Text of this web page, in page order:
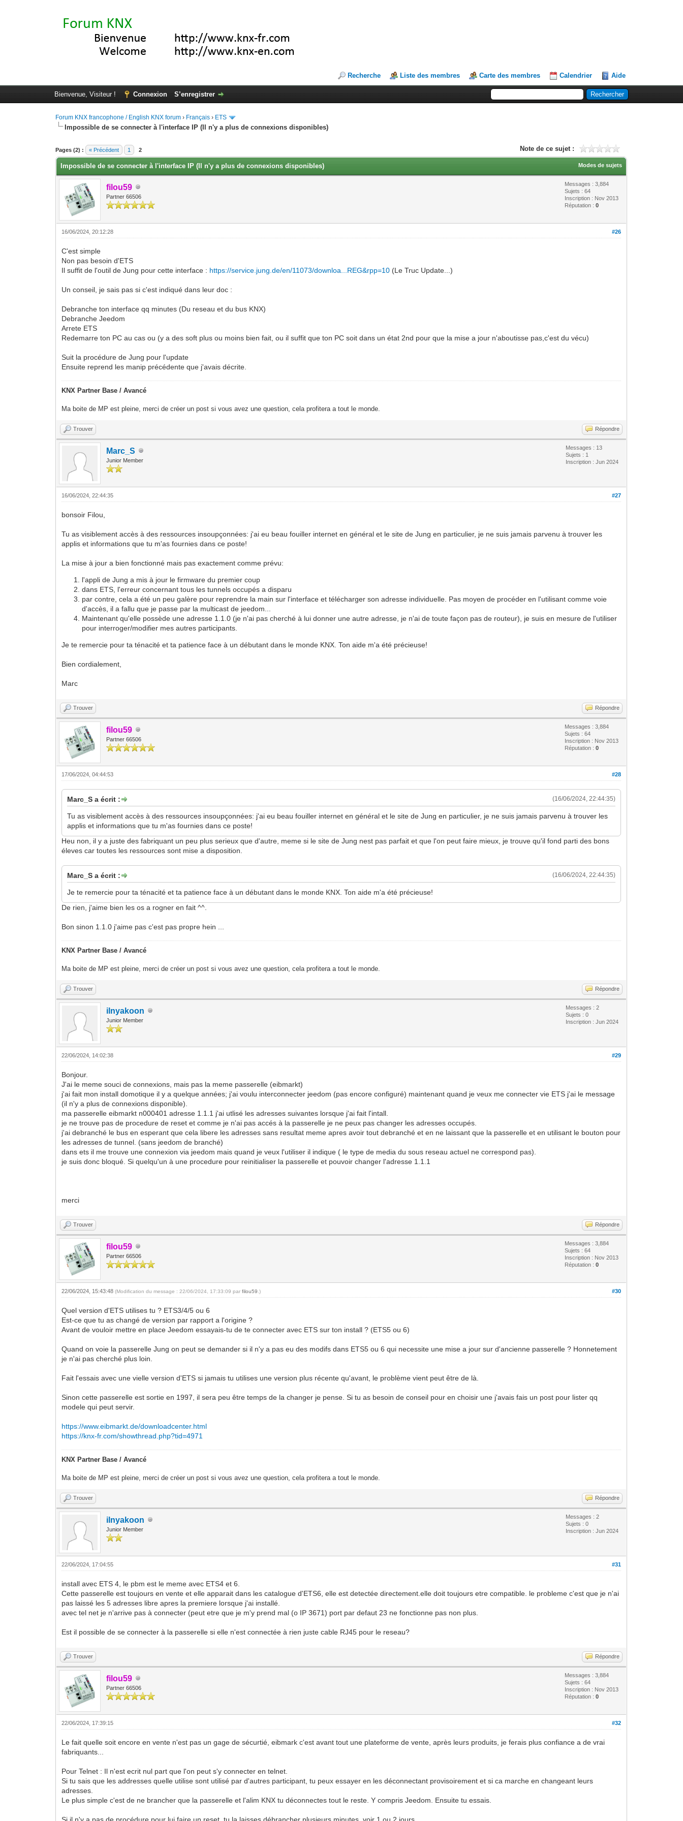
Recherche Liste des membres Carte des membres Calendrier Aide
Bienvenue, Visiteur ! Connexion S’enregistrer
Forum KNX francophone / English KNX forum › Français › ETS
Impossible de se connecter à l'interface IP (Il n'y a plus de connexions disponibles)
Pages (2) : « Précédent 1 2 Note de ce sujet :
Moyenne : 0 (0 vote(s))
1
2
3
4
5
Modes de sujets
Impossible de se connecter à l'interface IP (Il n'y a plus de connexions disponibles)
filou59
Partner 66506
Messages : 3,884
Sujets : 64
Inscription : Nov 2013
Réputation :0
#26
16/06/2024, 20:12:28
C'est simple
Non pas besoin d'ETS
Il suffit de l'outil de Jung pour cette interface : https://service.jung.de/en/11073/downloa...REG&rpp=10 (Le Truc Update...)
Un conseil, je sais pas si c'est indiqué dans leur doc :
Debranche ton interface qq minutes (Du reseau et du bus KNX)
Debranche Jeedom
Arrete ETS
Redemarre ton PC au cas ou (y a des soft plus ou moins bien fait, ou il suffit que ton PC soit dans un état 2nd pour que la mise a jour n'aboutisse pas,c'est du vécu)
Suit la procédure de Jung pour l'update
Ensuite reprend les manip précédente que j'avais décrite.
KNX Partner Base / Avancé
Ma boite de MP est pleine, merci de créer un post si vous avez une question, cela profitera a tout le monde.
Trouver Répondre
Marc_S
Junior Member
Messages : 13
Sujets : 1
Inscription : Jun 2024
#27
16/06/2024, 22:44:35
bonsoir Filou,
Tu as visiblement accès à des ressources insoupçonnées: j'ai eu beau fouiller internet en général et le site de Jung en particulier, je ne suis jamais parvenu à trouver les
applis et informations que tu m'as fournies dans ce poste!
La mise à jour a bien fonctionné mais pas exactement comme prévu:
l'appli de Jung a mis à jour le firmware du premier coup
dans ETS, l'erreur concernant tous les tunnels occupés a disparu
par contre, cela a été un peu galère pour reprendre la main sur l'interface et télécharger son adresse individuelle. Pas moyen de procéder en l'utilisant comme voie
d'accès, il a fallu que je passe par la multicast de jeedom...
Maintenant qu'elle possède une adresse 1.1.0 (je n'ai pas cherché à lui donner une autre adresse, je n'ai de toute façon pas de routeur), je suis en mesure de l'utiliser
pour interroger/modifier mes autres participants.
Je te remercie pour ta ténacité et ta patience face à un débutant dans le monde KNX. Ton aide m'a été précieuse!
Bien cordialement,
Marc
Trouver Répondre
filou59
Partner 66506
Messages : 3,884
Sujets : 64
Inscription : Nov 2013
Réputation :0
#28
17/06/2024, 04:44:53
(16/06/2024, 22:44:35)
Marc_S a écrit :
Tu as visiblement accès à des ressources insoupçonnées: j'ai eu beau fouiller internet en général et le site de Jung en particulier, je ne suis jamais parvenu à trouver les
applis et informations que tu m'as fournies dans ce poste!
Heu non, il y a juste des fabriquant un peu plus serieux que d'autre, meme si le site de Jung nest pas parfait et que l'on peut faire mieux, je trouve qu'il fond parti des bons
éleves car toutes les ressources sont mise a disposition.
(16/06/2024, 22:44:35)
Marc_S a écrit :
Je te remercie pour ta ténacité et ta patience face à un débutant dans le monde KNX. Ton aide m'a été précieuse!
De rien, j'aime bien les os a rogner en fait ^^.
Bon sinon 1.1.0 j'aime pas c'est pas propre hein ...
KNX Partner Base / Avancé
Ma boite de MP est pleine, merci de créer un post si vous avez une question, cela profitera a tout le monde.
Trouver Répondre
ilnyakoon
Junior Member
Messages : 2
Sujets : 0
Inscription : Jun 2024
#29
22/06/2024, 14:02:38
Bonjour.
J'ai le meme souci de connexions, mais pas la meme passerelle (eibmarkt)
j'ai fait mon install domotique il y a quelque années; j'ai voulu interconnecter jeedom (pas encore configuré) maintenant quand je veux me connecter vie ETS j'ai le message
(il n'y a plus de connexions disponible).
ma passerelle eibmarkt n000401 adresse 1.1.1 j'ai utlisé les adresses suivantes lorsque j'ai fait l'intall.
je ne trouve pas de procedure de reset et comme je n'ai pas accés à la passerelle je ne peux pas changer les adresses occupés.
j'ai debranché le bus en esperant que cela libere les adresses sans resultat meme apres avoir tout debranché et en ne laissant que la passerelle et en utilisant le bouton pour
les adresses de tunnel. (sans jeedom de branché)
dans ets il me trouve une connexion via jeedom mais quand je veux l'utiliser il indique ( le type de media du sous reseau actuel ne correspond pas).
je suis donc bloqué. Si quelqu'un à une procedure pour reinitialiser la passerelle et pouvoir changer l'adresse 1.1.1
merci
Trouver Répondre
filou59
Partner 66506
Messages : 3,884
Sujets : 64
Inscription : Nov 2013
Réputation :0
#30
22/06/2024, 15:43:48(Modification du message : 22/06/2024, 17:33:09 parfilou59 .)
Quel version d'ETS utilises tu ? ETS3/4/5 ou 6
Est-ce que tu as changé de version par rapport a l'origine ?
Avant de vouloir mettre en place Jeedom essayais-tu de te connecter avec ETS sur ton install ? (ETS5 ou 6)
Quand on voie la passerelle Jung on peut se demander si il n'y a pas eu des modifs dans ETS5 ou 6 qui necessite une mise a jour sur d'ancienne passerelle ? Honnetement
je n'ai pas cherché plus loin.
Fait l'essais avec une vielle version d'ETS si jamais tu utilises une version plus récente qu'avant, le problème vient peut être de là.
Sinon cette passerelle est sortie en 1997, il sera peu être temps de la changer je pense. Si tu as besoin de conseil pour en choisir une j'avais fais un post pour lister qq
modele qui peut servir.
https://www.eibmarkt.de/downloadcenter.html
https://knx-fr.com/showthread.php?tid=4971
KNX Partner Base / Avancé
Ma boite de MP est pleine, merci de créer un post si vous avez une question, cela profitera a tout le monde.
Trouver Répondre
ilnyakoon
Junior Member
Messages : 2
Sujets : 0
Inscription : Jun 2024
#31
22/06/2024, 17:04:55
install avec ETS 4, le pbm est le meme avec ETS4 et 6.
Cette passerelle est toujours en vente et elle apparait dans les catalogue d'ETS6, elle est detectée directement.elle doit toujours etre compatible. le probleme c'est que je n'ai
pas laissé les 5 adresses libre apres la premiere lorsque j'ai installé.
avec tel net je n'arrive pas à connecter (peut etre que je m'y prend mal (o IP 3671) port par defaut 23 ne fonctionne pas non plus.
Est il possible de se connecter à la passerelle si elle n'est connectée à rien juste cable RJ45 pour le reseau?
Trouver Répondre
filou59
Partner 66506
Messages : 3,884
Sujets : 64
Inscription : Nov 2013
Réputation :0
#32
22/06/2024, 17:39:15
Le fait quelle soit encore en vente n'est pas un gage de sécurtié, eibmark c'est avant tout une plateforme de vente, après leurs produits, je ferais plus confiance a de vrai
fabriquants...
Pour Telnet : Il n'est ecrit nul part que l'on peut s'y connecter en telnet.
Si tu sais que les addresses quelle utilise sont utilisé par d'autres participant, tu peux essayer en les déconnectant provisoirement et si ca marche en changeant leurs
adresses.
Le plus simple c'est de ne brancher que la passerelle et l'alim KNX tu déconnectes tout le reste. Y compris Jeedom. Ensuite tu essais.